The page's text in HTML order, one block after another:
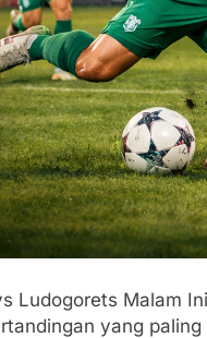
Ludogorets Malam
yang